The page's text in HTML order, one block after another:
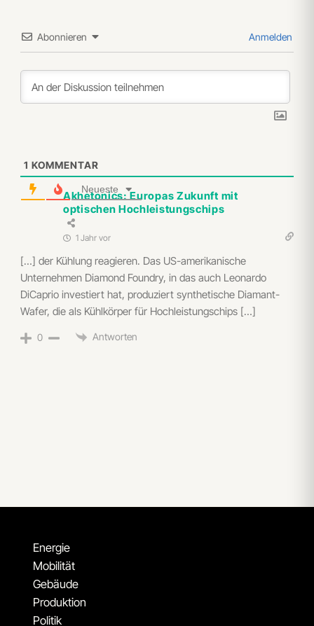
Abonnieren Anmelden
1 KOMMENTAR
Neueste
Akhetonics: Europas Zukunft mit
optischen Hochleistungschips
1 Jahr vor
[…] der Kühlung reagieren. Das US-amerikanische
Unternehmen Diamond Foundry, in das auch Leonardo
DiCaprio investiert hat, produziert synthetische Diamant-
Wafer, die als Kühlkörper für Hochleistungschips […]
0 Antworten
Energie
Mobilität
Gebäude
Produktion
Politik